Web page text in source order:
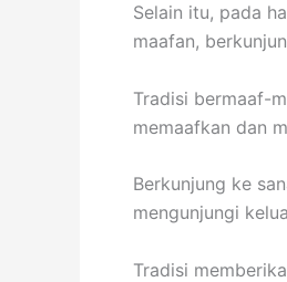
Selain itu, pada
maafan,
Tradisi bermaaf-
memaafkan dan
Berkunjung ke
mengunjungi
Tradisi